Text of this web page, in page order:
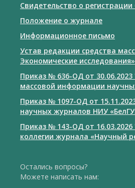
Свидетельство о
Положение о журнале
Информационное письмо
Устав редакции средства
Экономические исследования»
Приказ № 636-ОД от
массовой информации
Приказ № 1097-ОД от
научных журналов НИУ
Приказ № 143-ОД от
коллегии журнала «Научный
Остались вопросы?
Можете написать нам: